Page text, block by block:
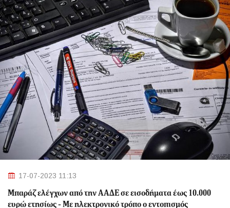
17-07-2023 11:13
Μπαράζ ελέγχων από την ΑΑΔΕ σε εισοδήματα έως 10.000
ευρώ ετησίως - Με ηλεκτρονικό τρόπο ο εντοπισμός